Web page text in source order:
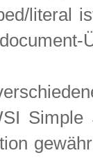
literal